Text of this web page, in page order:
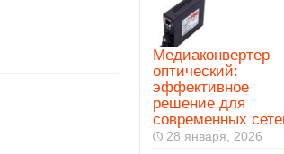
Медиаконвертер
оптический:
эффективное
решение для
современных
28 января, 2026